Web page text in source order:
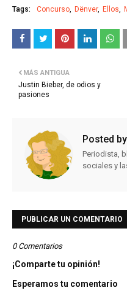
Tags: Concurso Dënver Ellos
MÁS ANTIGUA
Justin Bieber, de odios y
pasiones
Posted
Periodista,
sociales y
PUBLICAR UN COMENTARIO
0 Comentarios
¡Comparte tu opinión!
Esperamos tu comentario